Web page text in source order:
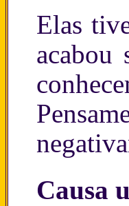
Elas
acabou
Causa